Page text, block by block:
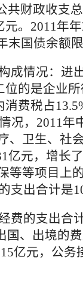
共财政收支
元。2011年
末国债余额
情况：进
的是企业
费税占
况，2011年
、卫生、社
亿元，增长
等等项目上
支出合计是
的支出合
国、出境的
亿元，公务